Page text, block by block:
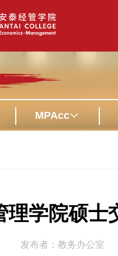
MPAcc
理学院硕士
发布者：教务办公室